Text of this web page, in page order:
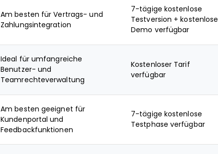
Am besten für Vertrags- und
Zahlungsintegration
7-tägige kostenlose
Testversion + kostenlose
Demo verfügbar
Ideal für umfangreiche
Benutzer- und
Teamrechteverwaltung
Kostenloser Tarif
verfügbar
Am besten geeignet für
Kundenportal und
Feedbackfunktionen
7-tägige kostenlose
Testphase verfügbar